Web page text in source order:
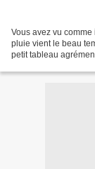
Vous avez vu
pluie vient le beau
petit tableau